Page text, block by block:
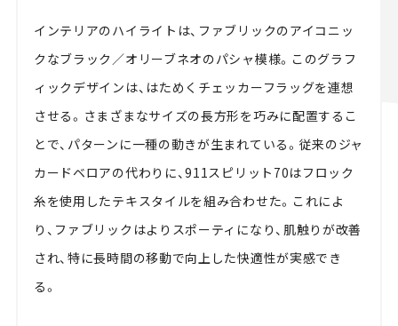
インテリアのハイライトは、ファブリックのアイコニッ
クなブラック／オリーブネオのパシャ模様。このグラフ
ィックデザインは、はためくチェッカーフラッグを連想
させる。さまざまなサイズの長方形を巧みに配置するこ
とで、パターンに一種の動きが生まれている。従来のジャ
カードベロアの代わりに、911スピリット70はフロック
糸を使用したテキスタイルを組み合わせた。これによ
り、ファブリックはよりスポーティになり、肌触りが改善
され、特に長時間の移動で向上した快適性が実感でき
る。